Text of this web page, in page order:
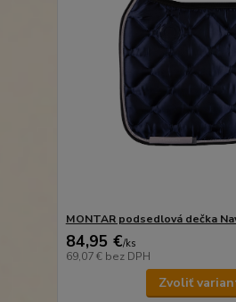
MONTAR podsedlová dečka
84,95 €/ks
69,07 € bez DPH
Zvoliť